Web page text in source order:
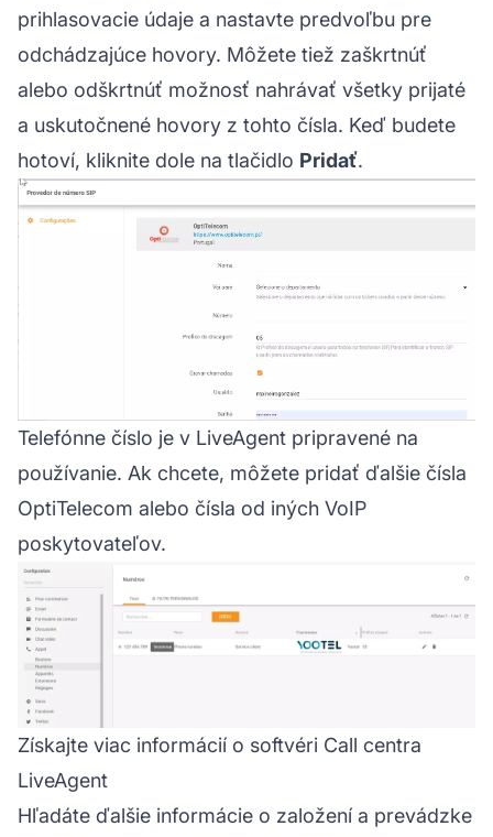
prihlasovacie údaje a nastavte predvoľbu pre
odchádzajúce hovory. Môžete tiež zaškrtnúť
alebo odškrtnúť možnosť nahrávať všetky prijaté
a uskutočnené hovory z tohto čísla. Keď budete
hotoví, kliknite dole na tlačidlo Pridať.
Telefónne číslo je v LiveAgent pripravené na
používanie. Ak chcete, môžete pridať ďalšie čísla
OptiTelecom alebo čísla od iných VoIP
poskytovateľov.
Získajte viac informácií o softvéri Call centra
LiveAgent
Hľadáte ďalšie informácie o založení a prevádzke